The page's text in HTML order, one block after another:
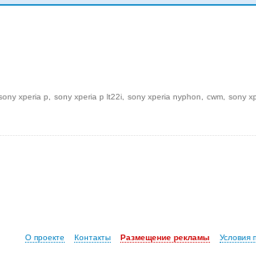
xperia p sony xperia p lt22i sony xperia nyphon cwm
sony
О проекте Контакты Размещение рекламы Условия